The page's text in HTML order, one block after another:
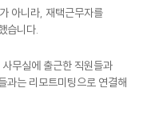
아니라, 재택근무자를
무실에 출근한 직원들과
는 리모트미팅으로 연결해